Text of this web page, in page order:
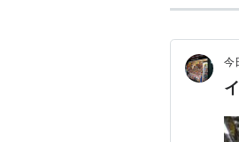
今